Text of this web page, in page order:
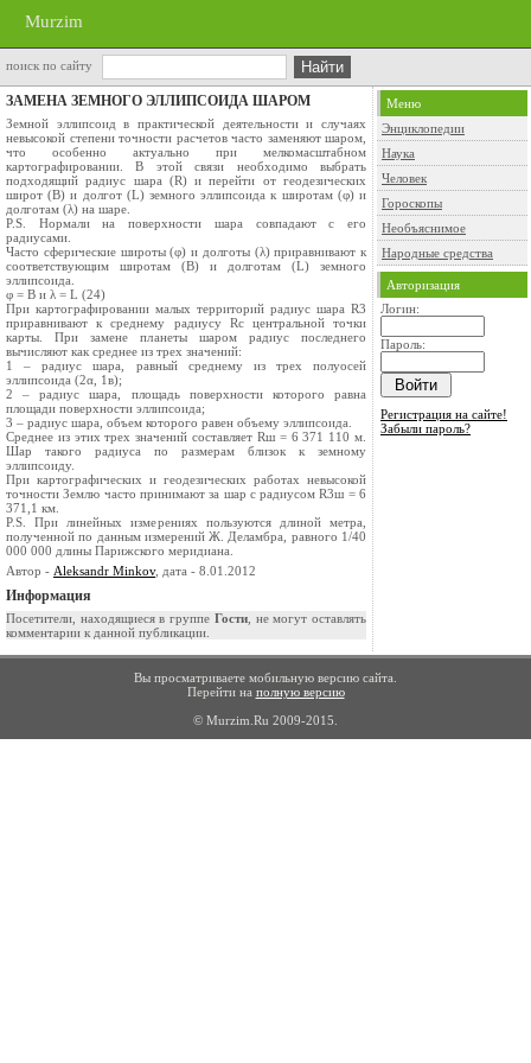
Murzim
поиск по сайту
ЗАМЕНА ЗЕМНОГО ЭЛЛИПСОИДА ШАРОМ
Земной эллипсоид в практической деятельности и случаях
невысокой степени точности расчетов часто заменяют шаром,
что особенно актуально при мелкомасштабном
картографировании. В этой связи необходимо выбрать
подходящий радиус шара (R) и перейти от геодезических
широт (В) и долгот (L) земного эллипсоида к широтам (φ) и
долготам (λ) на шаре.
P.S. Нормали на поверхности шара совпадают с его
радиусами.
Часто сферические широты (φ) и долготы (λ) приравнивают к
соответствующим широтам (В) и долготам (L) земного
эллипсоида.
φ = В и λ = L (24)
При картографировании малых территорий радиус шара R3
приравнивают к среднему радиусу Rс центральной точки
карты. При замене планеты шаром радиус последнего
вычисляют как среднее из трех значений:
1 – радиус шара, равный среднему из трех полуосей
эллипсоида (2α, 1в);
2 – радиус шара, площадь поверхности которого равна
площади поверхности эллипсоида;
3 – радиус шара, объем которого равен объему эллипсоида.
Среднее из этих трех значений составляет Rш = 6 371 110 м.
Шар такого радиуса по размерам близок к земному
эллипсоиду.
При картографических и геодезических работах невысокой
точности Землю часто принимают за шар с радиусом R3ш = 6
371,1 км.
P.S. При линейных измерениях пользуются длиной метра,
полученной по данным измерений Ж. Деламбра, равного 1/40
000 000 длины Парижского меридиана.
Автор - Aleksandr Minkov, дата - 8.01.2012
Информация
Посетители, находящиеся в группе Гости, не могут оставлять
комментарии к данной публикации.
Меню
Энциклопедии
Наука
Человек
Гороскопы
Необъяснимое
Народные средства
Авторизация
Логин:
Пароль:
Регистрация на сайте!
Забыли пароль?
Вы просматриваете мобильную версию сайта.
Перейти на полную версию
© Murzim.Ru 2009-2015.